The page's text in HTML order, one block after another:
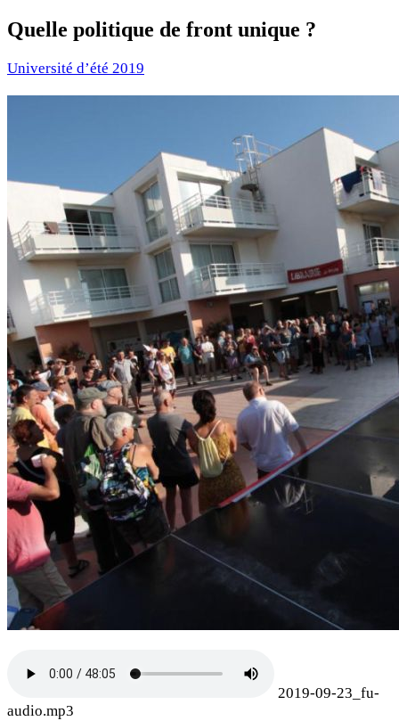
Quelle politique de front unique ?
Université d’été 2019
2019-09-23_fu-
audio.mp3